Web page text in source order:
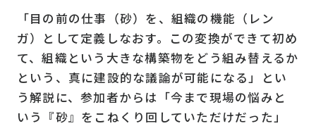
「目の前の仕事（砂）を、組織の機能（レン
ガ）として定義しなおす。この変換ができて初め
て、組織という大きな構築物をどう組み替えるか
という、真に建設的な議論が可能になる」とい
う解説に、参加者からは「今まで現場の悩みと
いう『砂』をこねくり回していただけだった」